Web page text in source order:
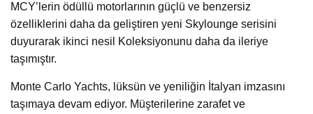
MCY’lerin ödüllü motorlarının güçlü ve benzersiz
özelliklerini daha da geliştiren yeni Skylounge serisini
duyurarak ikinci nesil Koleksiyonunu daha da ileriye
taşımıştır.
Monte Carlo Yachts, lüksün ve yeniliğin İtalyan imzasını
taşımaya devam ediyor. Müşterilerine zarafet ve